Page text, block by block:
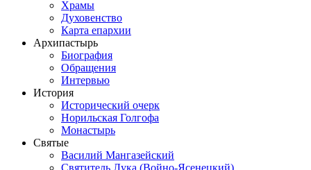
Храмы
Духовенство
Карта епархии
Архипастырь
Биография
Обращения
Интервью
История
Исторический очерк
Норильская Голгофа
Монастырь
Святые
Василий Мангазейский
Святитель Лука (Войно-Ясенецкий)